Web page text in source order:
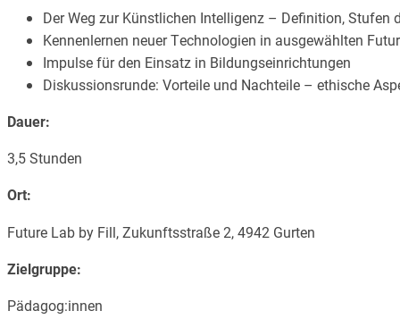
Der Weg zur Künstlichen Intelligenz – Definition, Stufen
Kennenlernen neuer Technologien in ausgewählten
Impulse für den Einsatz in Bildungseinrichtungen
Diskussionsrunde: Vorteile und Nachteile – ethische
Dauer:
3,5 Stunden
Ort:
Future Lab by Fill, Zukunftsstraße 2, 4942 Gurten
Zielgruppe:
Pädagog:innen